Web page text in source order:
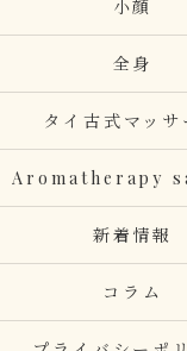
小顔
全身
タイ古式マッサ
Aromatherapy
新着情報
コラム